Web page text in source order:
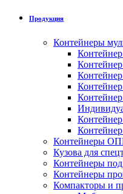
Продукция
Контейнеры
Контейнеры
Кузова для
Контейнеры под
Контейнеры
Компакторы и